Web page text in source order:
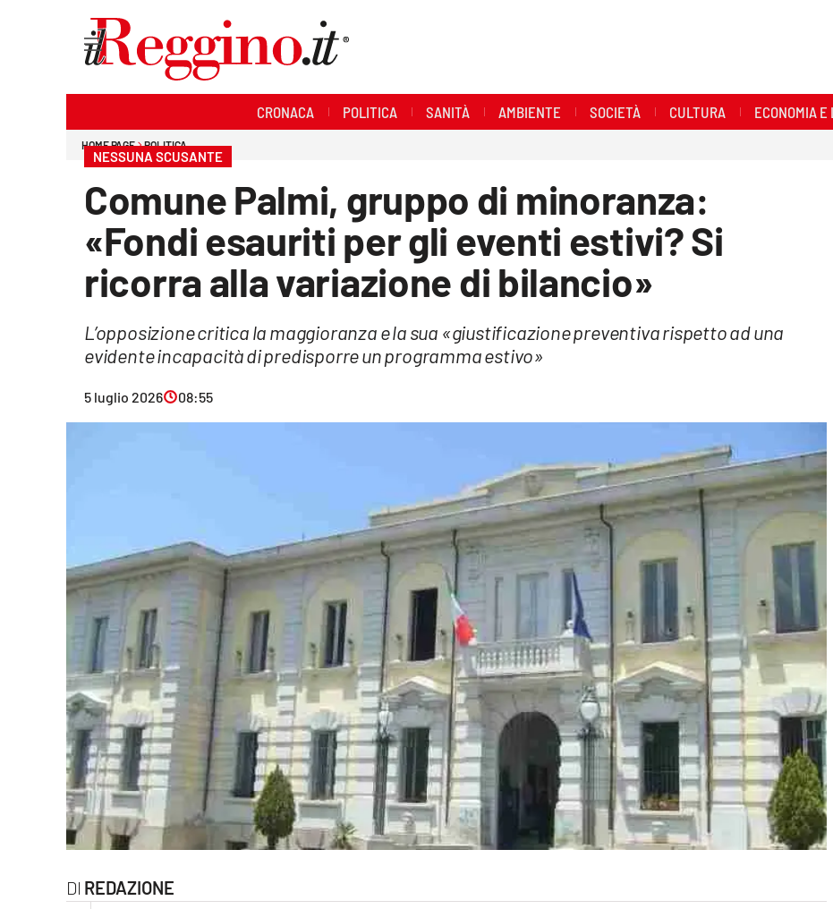
Lac Network
CRONACA POLITICA SANITÀ AMBIENTE SOCIETÀ CULTURA ECONOMIA E
HOME PAGE POLITICA
NESSUNA SCUSANTE
Comune Palmi, gruppo di minoranza:
«Fondi esauriti per gli eventi estivi? Si
ricorra alla variazione di bilancio»
L’opposizione critica la maggioranza e la sua «giustificazione preventiva rispetto ad una
evidente incapacità di predisporre un programma estivo»
5 luglio 2026 08:55
REDAZIONE